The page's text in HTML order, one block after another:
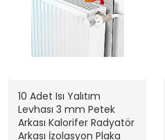
10 Adet Isı Yalıtım
Levhası 3 mm Petek
Arkası Kalorifer Radyatör
Arkası İzolasyon Plaka